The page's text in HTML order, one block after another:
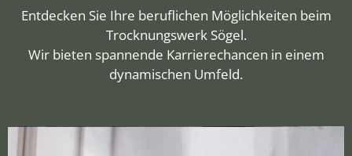
Entdecken Sie Ihre beruflichen Möglichkeiten beim
Trocknungswerk Sögel.
Wir bieten spannende Karrierechancen in einem
dynamischen Umfeld.